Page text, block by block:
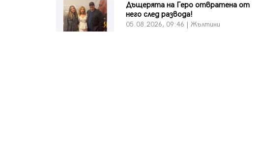
Дъщерята на Геро отвратена от
него след развода!
05.08.2026, 09:46 | Жълтини